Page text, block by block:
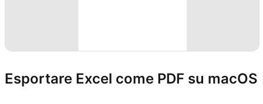
Esportare Excel come PDF su macOS